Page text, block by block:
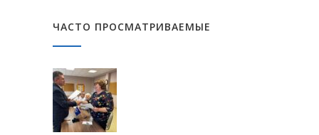
ЧАСТО ПРОСМАТРИВАЕМЫЕ